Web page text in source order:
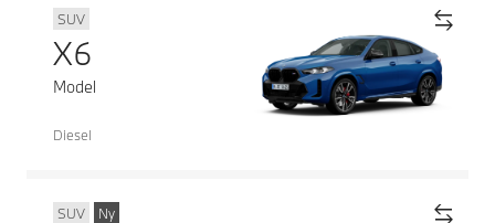
SUV
X6
Model
Diesel
SUV Ny